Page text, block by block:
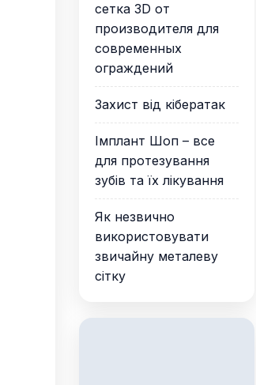
сетка 3D от
производителя для
современных
ограждений
Захист від кібератак
Імплант Шоп – все
для протезування
зубів та їх лікування
Як незвично
використовувати
звичайну металеву
сітку